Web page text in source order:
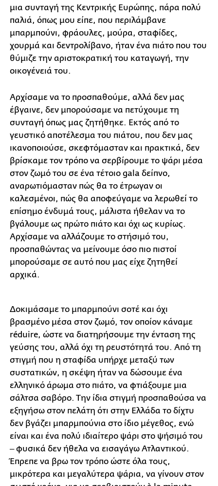
μια συνταγή της Κεντρικής Ευρώπης, πάρα πολύ
παλιά, όπως μου είπε, που περιλάμβανε
μπαρμπούνι, φράουλες, μούρα, σταφίδες,
χουρμά και δεντρολίβανο, ήταν ένα πιάτο που του
θύμιζε την αριστοκρατική του καταγωγή, την
οικογένειά του.
Αρχίσαμε να το προσπαθούμε, αλλά δεν μας
έβγαινε, δεν μπορούσαμε να πετύχουμε τη
συνταγή όπως μας ζητήθηκε. Εκτός από το
γευστικό αποτέλεσμα του πιάτου, που δεν μας
ικανοποιούσε, σκεφτόμασταν και πρακτικά, δεν
βρίσκαμε τον τρόπο να σερβίρουμε το ψάρι μέσα
στον ζωμό του σε ένα τέτοιο gala δείπνο,
αναρωτιόμασταν πώς θα το έτρωγαν οι
καλεσμένοι, πώς θα αποφεύγαμε να λερωθεί το
επίσημο ένδυμά τους, μάλιστα ήθελαν να το
βγάλουμε ως πρώτο πιάτο και όχι ως κυρίως.
Αρχίσαμε να αλλάζουμε το στήσιμό του,
προσπαθώντας να μείνουμε όσο πιο πιστοί
μπορούσαμε σε αυτό που μας είχε ζητηθεί
αρχικά.
Δοκιμάσαμε το μπαρμπούνι σοτέ και όχι
βρασμένο μέσα στον ζωμό, τον οποίον κάναμε
réduire, ώστε να διατηρήσουμε την ένταση της
γεύσης του, αλλά όχι τη ρευστότητά του. Από τη
στιγμή που η σταφίδα υπήρχε μεταξύ των
συστατικών, η σκέψη ήταν να δώσουμε ένα
ελληνικό άρωμα στο πιάτο, να φτιάξουμε μια
σάλτσα σαβόρο. Την ίδια στιγμή προσπαθούσα να
εξηγήσω στον πελάτη ότι στην Ελλάδα το δίχτυ
δεν βγάζει μπαρμπούνια στο ίδιο μέγεθος, ενώ
είναι και ένα πολύ ιδιαίτερο ψάρι στο ψήσιμό του
‒ φυσικά δεν ήθελα να εισαγάγω Ατλαντικού.
Έπρεπε να βρω τον τρόπο ώστε όλα τους,
μικρότερα και μεγαλύτερα ψάρια, να γίνουν στον